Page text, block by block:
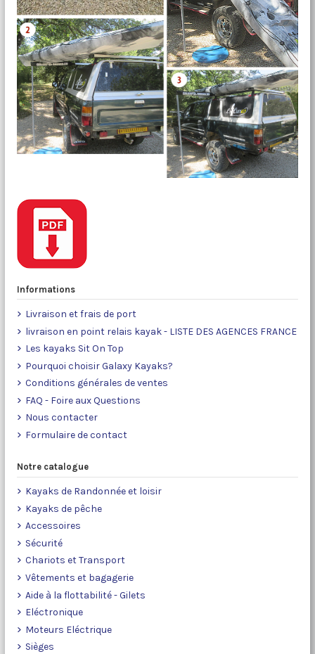
Informations
Livraison et frais de port
livraison en point relais kayak - LISTE DES AGENCES FRANCE
Les kayaks Sit On Top
Pourquoi choisir Galaxy Kayaks?
Conditions générales de ventes
FAQ - Foire aux Questions
Nous contacter
Formulaire de contact
Notre catalogue
Kayaks de Randonnée et loisir
Kayaks de pêche
Accessoires
Sécurité
Chariots et Transport
Vêtements et bagagerie
Aide à la flottabilité - Gilets
Eléctronique
Moteurs Eléctrique
Sièges